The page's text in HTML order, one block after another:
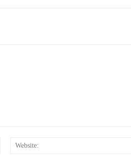
Email:*